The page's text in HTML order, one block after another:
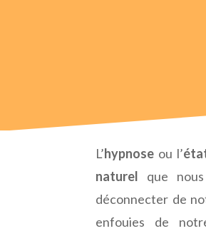
L’hypnose ou l’
naturel que
déconnecter de
enfouies de